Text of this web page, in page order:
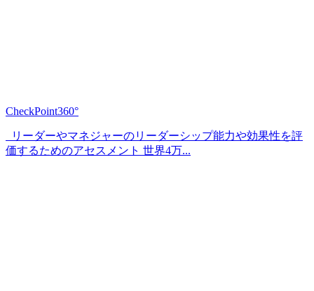
CheckPoint360°
リーダーやマネジャーのリーダーシップ能力や効果性を評
価するためのアセスメント 世界4万...